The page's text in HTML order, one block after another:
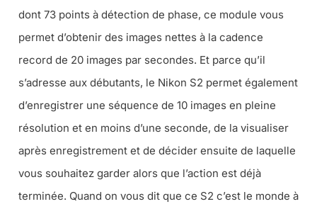
dont 73 points à détection de phase, ce module vous
permet d’obtenir des images nettes à la cadence
record de 20 images par secondes. Et parce qu’il
s’adresse aux débutants, le Nikon S2 permet également
d’enregistrer une séquence de 10 images en pleine
résolution et en moins d’une seconde, de la visualiser
après enregistrement et de décider ensuite de laquelle
vous souhaitez garder alors que l’action est déjà
terminée. Quand on vous dit que ce S2 c’est le monde à